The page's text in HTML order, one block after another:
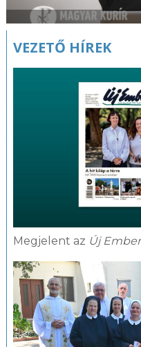
VEZETŐ HÍREK
Megjelent az Új Ember